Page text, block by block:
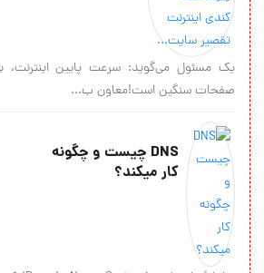
یک مسئول می‌گوید: سرعت پایین اینترنت،
صفحات سنگین است!معاون ب...
DNS چیست و چگونه
کار میکند؟